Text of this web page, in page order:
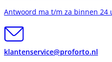
Antwoord ma t/m za binnen 24
klantenservice@proforto.nl